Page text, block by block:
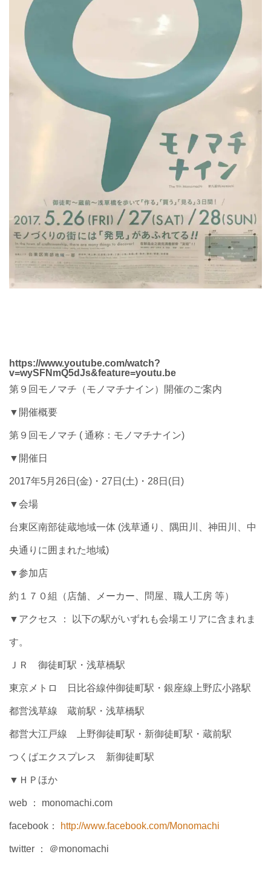
https://www.youtube.com/watch?
v=wySFNmQ5dJs&feature=youtu.be
第９回モノマチ（モノマチナイン）開催のご案内
▼開催概要
第９回モノマチ ( 通称：モノマチナイン)
▼開催日
2017年5月26日(金)・27日(土)・28日(日)
▼会場
台東区南部徒蔵地域一体 (浅草通り、隅田川、神田川、中
央通りに囲まれた地域)
▼参加店
約１７０組（店舗、メーカー、問屋、職人工房 等）
▼アクセス ： 以下の駅がいずれも会場エリアに含まれま
す。
ＪＲ 御徒町駅・浅草橋駅
東京メトロ 日比谷線仲御徒町駅・銀座線上野広小路駅
都営浅草線 蔵前駅・浅草橋駅
都営大江戸線 上野御徒町駅・新御徒町駅・蔵前駅
つくばエクスプレス 新御徒町駅
▼ＨＰほか
web ： monomachi.com
facebook： http://www.facebook.com/Monomachi
twitter ： ＠monomachi